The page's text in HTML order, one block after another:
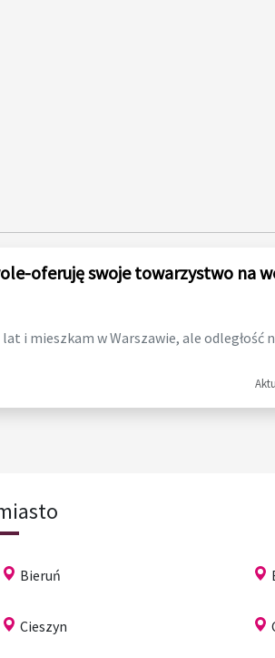
oferuję swoje towarzystwo na
i mieszkam w Warszawie, ale odległość
Bieruń
Cieszyn